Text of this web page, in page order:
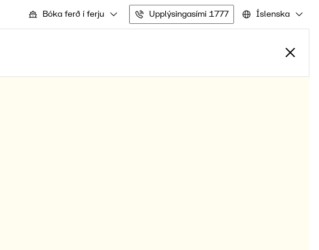
Bóka ferð í ferju Upplýsingasími 1777 Íslenska